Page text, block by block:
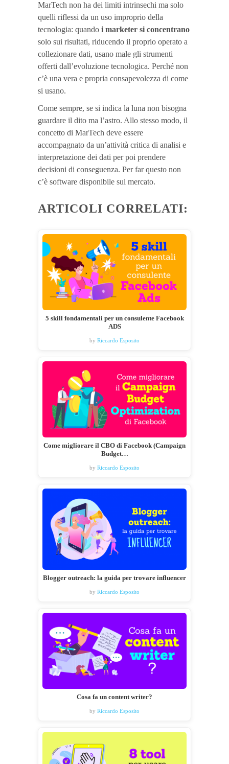
MarTech non ha dei limiti intrinsechi ma solo
quelli riflessi da un uso improprio della
tecnologia: quando i marketer si concentrano
solo sui risultati, riducendo il proprio operato a
collezionare dati, usano male gli strumenti
offerti dall’evoluzione tecnologica. Perché non
c’è una vera e propria consapevolezza di come
si usano.
Come sempre, se si indica la luna non bisogna
guardare il dito ma l’astro. Allo stesso modo, il
concetto di MarTech deve essere
accompagnato da un’attività critica di analisi e
interpretazione dei dati per poi prendere
decisioni di conseguenza. Per far questo non
c’è software disponibile sul mercato.
ARTICOLI CORRELATI:
5 skill fondamentali per un consulente Facebook
ADS
by Riccardo Esposito
Come migliorare il CBO di Facebook (Campaign
Budget…
by Riccardo Esposito
Blogger outreach: la guida per trovare influencer
by Riccardo Esposito
Cosa fa un content writer?
by Riccardo Esposito